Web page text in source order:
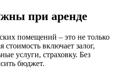
при аренде
помещений – это не только
включает залог,
услуги, страховку. Без
бюджет.